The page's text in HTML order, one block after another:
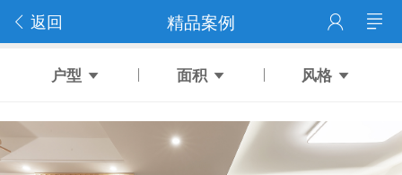
返回 精品案例
户型 面积 风格